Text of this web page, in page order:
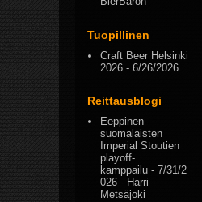
Tuopillinen
Craft Beer Helsinki
2026 - 6/26/2026
Reittausblogi
Eeppinen
suomalaisten
Imperial Stoutien
playoff-
kamppailu - 7/31/2
026 - Harri
Metsäjoki